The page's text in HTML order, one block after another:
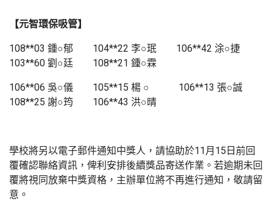
【元智環保吸管】
108**03 鍾○郁 104**22 李○珉 106**42 涂○捷
103**60 劉○廷 108**21 鍾○霖
106**06 吳○儀 105**15 楊 ○ 106**13 張○誠
108**25 謝○筠 106**43 洪○晴
學校將另以電子郵件通知中獎人，請協助於11月15日前回
覆確認聯絡資訊，俾利安排後續獎品寄送作業。若逾期未回
覆將視同放棄中獎資格，主辦單位將不再進行通知，敬請留
意。